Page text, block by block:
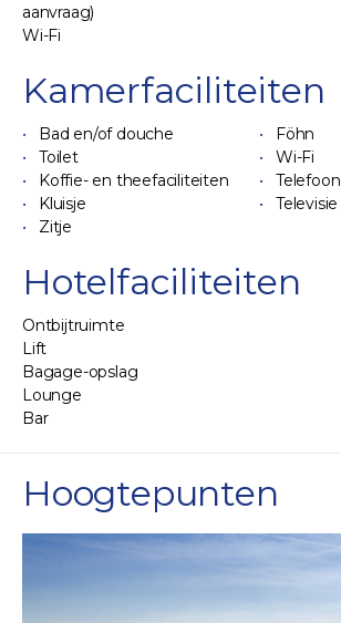
aanvraag)
Wi-Fi
Kamerfaciliteiten
Bad en/of douche
Föhn
Toilet
Wi-Fi
Koffie- en theefaciliteiten
Telefoon
Kluisje
Televisie
Zitje
Hotelfaciliteiten
Ontbijtruimte
Lift
Bagage-opslag
Lounge
Bar
Hoogtepunten